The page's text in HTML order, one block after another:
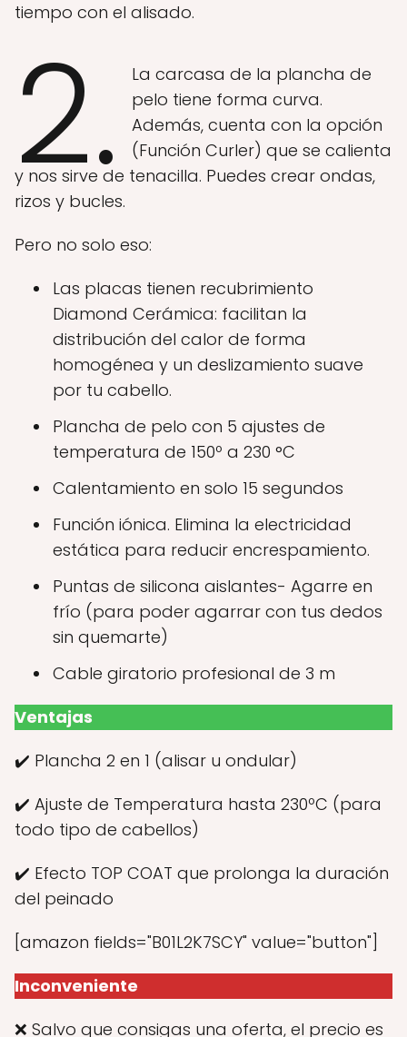
tiempo con el alisado.
2.
La carcasa de la plancha de
pelo tiene forma curva.
Además, cuenta con la opción
(Función Curler) que se calienta
y nos sirve de tenacilla. Puedes crear ondas,
rizos y bucles.
Pero no solo eso:
Las placas tienen recubrimiento
Diamond Cerámica: facilitan la
distribución del calor de forma
homogénea y un deslizamiento suave
por tu cabello.
Plancha de pelo con 5 ajustes de
temperatura de 150º a 230 °C
Calentamiento en solo 15 segundos
Función iónica. Elimina la electricidad
estática para reducir encrespamiento.
Puntas de silicona aislantes- Agarre en
frío (para poder agarrar con tus dedos
sin quemarte)
Cable giratorio profesional de 3 m
Ventajas
✔️ Plancha 2 en 1 (alisar u ondular)
✔️ Ajuste de Temperatura hasta 230ºC (para
todo tipo de cabellos)
✔️ Efecto TOP COAT que prolonga la duración
del peinado
[amazon fields="B01L2K7SCY" value="button"]
Inconveniente
❌ Salvo que consigas una oferta, el precio es